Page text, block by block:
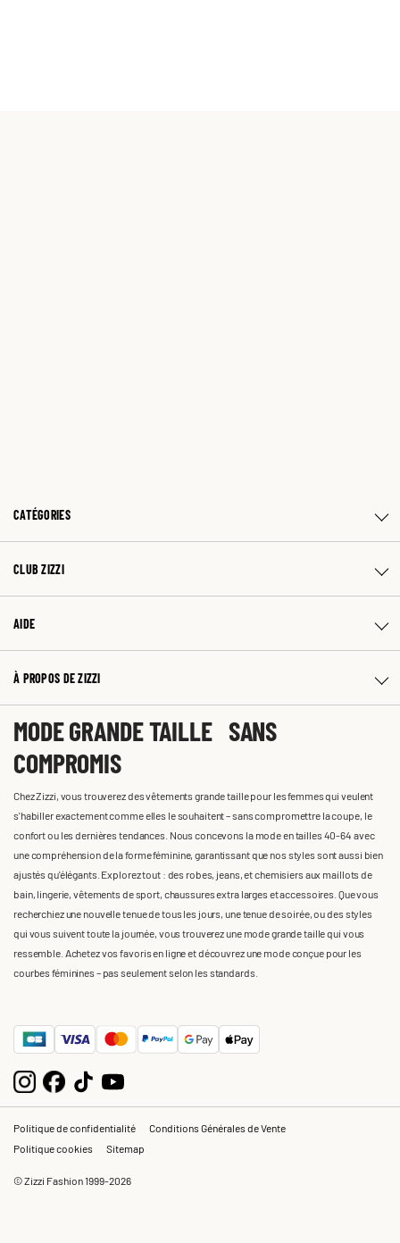
CATÉGORIES
CLUB ZIZZI
AIDE
À PROPOS DE ZIZZI
MODE GRANDE TAILLE SANS
COMPROMIS
Chez Zizzi, vous trouverez des vêtements grande taille pour les femmes qui veulent
s'habiller exactement comme elles le souhaitent – sans compromettre la coupe, le
confort ou les dernières tendances. Nous concevons la mode en tailles 40-64 avec
une compréhension de la forme féminine, garantissant que nos styles sont aussi bien
ajustés qu'élégants. Explorez tout : des robes, jeans, et chemisiers aux maillots de
bain, lingerie, vêtements de sport, chaussures extra larges et accessoires. Que vous
recherchiez une nouvelle tenue de tous les jours, une tenue de soirée, ou des styles
qui vous suivent toute la journée, vous trouverez une mode grande taille qui vous
ressemble. Achetez vos favoris en ligne et découvrez une mode conçue pour les
courbes féminines – pas seulement selon les standards.
Politique de confidentialité
Conditions Générales de Vente
Politique cookies
Sitemap
© Zizzi Fashion 1999-2026